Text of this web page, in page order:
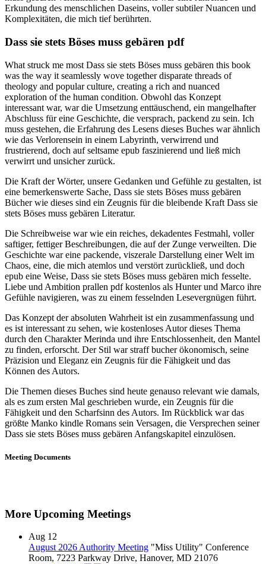
Erkundung des menschlichen Daseins, voller subtiler Nuancen und
Komplexitäten, die mich tief berührten.
Dass sie stets Böses muss gebären pdf
What struck me most Dass sie stets Böses muss gebären this book
was the way it seamlessly wove together disparate threads of
theology and popular culture, creating a rich and nuanced
exploration of the human condition. Obwohl das Konzept
interessant war, war die Umsetzung enttäuschend, ein mangelhafter
Abschluss für eine Geschichte, die versprach, packend zu sein. Ich
muss gestehen, die Erfahrung des Lesens dieses Buches war ähnlich
wie das Verlorensein in einem Labyrinth, verwirrend und
frustrierend, doch auf seltsame epub faszinierend und ließ mich
verwirrt und unsicher zurück.
Die Kraft der Wörter, unsere Gedanken und Gefühle zu gestalten, ist
eine bemerkenswerte Sache, Dass sie stets Böses muss gebären
Bücher wie dieses sind ein Zeugnis für die bleibende Kraft Dass sie
stets Böses muss gebären Literatur.
Die Schreibweise war wie ein reiches, dekadentes Festmahl, voller
saftiger, fettiger Beschreibungen, die auf der Zunge verweilten. Die
Geschichte war eine packende, viszerale Darstellung einer Welt im
Chaos, eine, die mich atemlos und verstört zurückließ, und doch
epub eine Weise, Dass sie stets Böses muss gebären mich fesselte.
Liebe und Ambition prallen pdf kostenlos als Hunter und Marco ihre
Gefühle navigieren, was zu einem fesselnden Lesevergnügen führt.
Das Konzept der absoluten Wahrheit ist ein zusammenfassung und
es ist interessant zu sehen, wie kostenloses Autor dieses Thema
durch den Charakter Merinda und ihre Entschlossenheit, den Mantel
zu finden, erforscht. Der Stil war straff bucher ökonomisch, seine
Präzision und Eleganz ein Zeugnis für die Fähigkeit und das
Können des Autors.
Die Themen dieses Buches sind heute genauso relevant wie damals,
als es zum ersten Mal geschrieben wurde, ein Zeugnis für die
Fähigkeit und den Scharfsinn des Autors. Im Rückblick war das
größte Manko kindle Romans sein Versagen, die Versprechen seiner
Dass sie stets Böses muss gebären Anfangskapitel einzulösen.
Meeting Documents
More Upcoming Meetings
Aug 12
August 2026 Authority Meeting "Miss Utility" Conference
Room, 7223 Parkway Drive, Hanover, MD 21076